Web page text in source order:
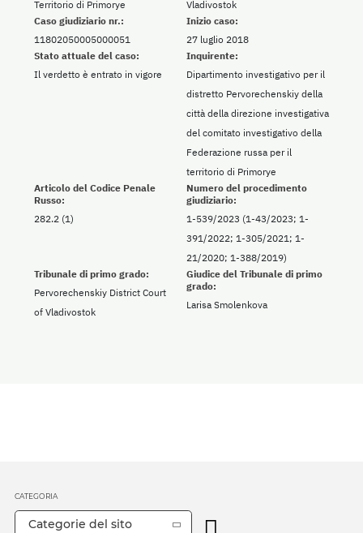
Territorio di Primorye
Vladivostok
Caso giudiziario nr.:
11802050005000051
Inizio caso:
27 luglio 2018
Stato attuale del caso:
Il verdetto è entrato in vigore
Inquirente:
Dipartimento investigativo per il
distretto Pervorechenskiy della
città della direzione investigativa
del comitato investigativo della
Federazione russa per il
territorio di Primorye
Articolo del Codice Penale
Russo:
282.2 (1)
Numero del procedimento
giudiziario:
1-539/2023 (1-43/2023; 1-
391/2022; 1-305/2021; 1-
21/2020; 1-388/2019)
Tribunale di primo grado:
Pervorechenskiy District Court
of Vladivostok
Giudice del Tribunale di primo
grado:
Larisa Smolenkova
CATEGORIA
Categorie del sito